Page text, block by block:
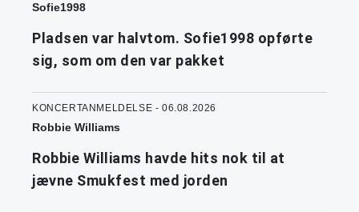
Sofie1998
Pladsen var halvtom. Sofie1998 opførte
sig, som om den var pakket
KONCERTANMELDELSE - 06.08.2026
Robbie Williams
Robbie Williams havde hits nok til at
jævne Smukfest med jorden